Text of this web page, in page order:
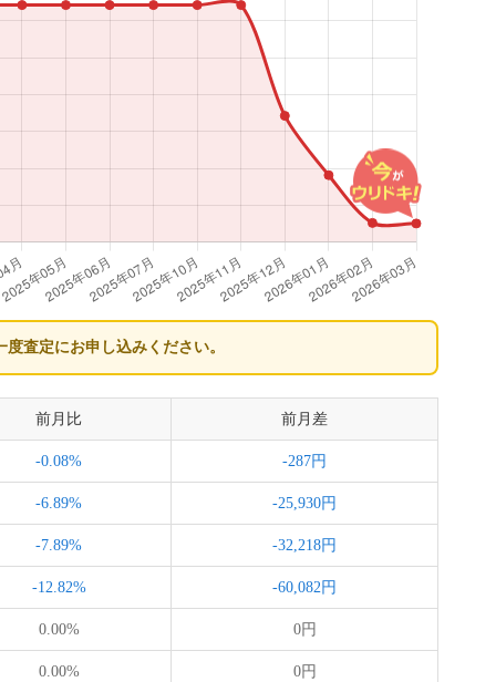
度査定にお申し込みください。
前月比 前月差
-0.08% -287円
-6.89% -25,930円
-7.89% -32,218円
-12.82% -60,082円
0.00% 0円
0.00% 0円